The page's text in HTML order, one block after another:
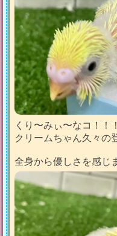
くり〜みぃ〜なコ！！
クリームちゃん久々の
全身から優しさを感じ